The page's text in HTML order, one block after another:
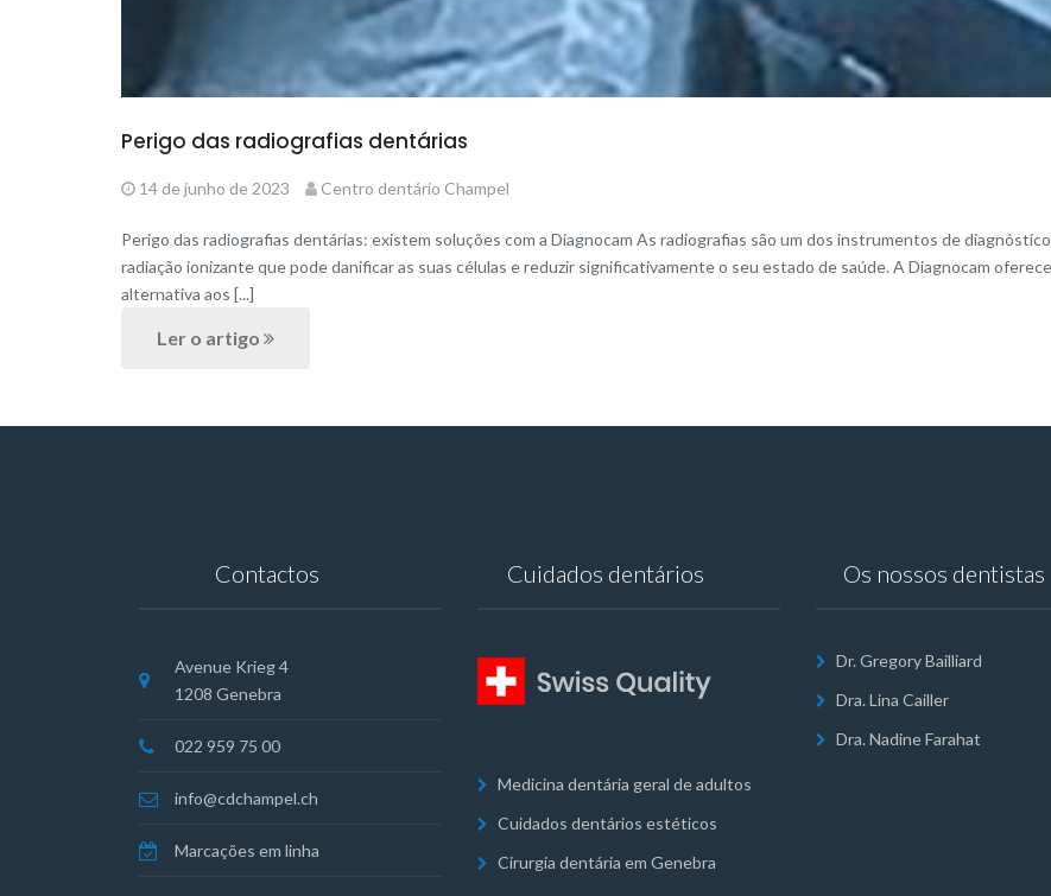
Perigo das radiografias dentárias
14 de junho de 2023 Centro dentário Champel
Perigo das radiografias dentárias: existem soluções com a Diagnocam As radiografias são um dos instrumentos de
radiação ionizante que pode danificar as suas células e reduzir significativamente o seu estado de saúde. A Diagnocam
alternativa aos [...]
Ler o artigo
Contactos
Avenue Krieg 4
1208 Genebra
022 959 75 00
info@cdchampel.ch
Marcações em linha
Cuidados dentários
Medicina dentária geral de adultos
Cuidados dentários estéticos
Cirurgia dentária em Genebra
Os nossos dentistas
Dr. Gregory Bailliard
Dra. Lina Cailler
Dra. Nadine Farahat